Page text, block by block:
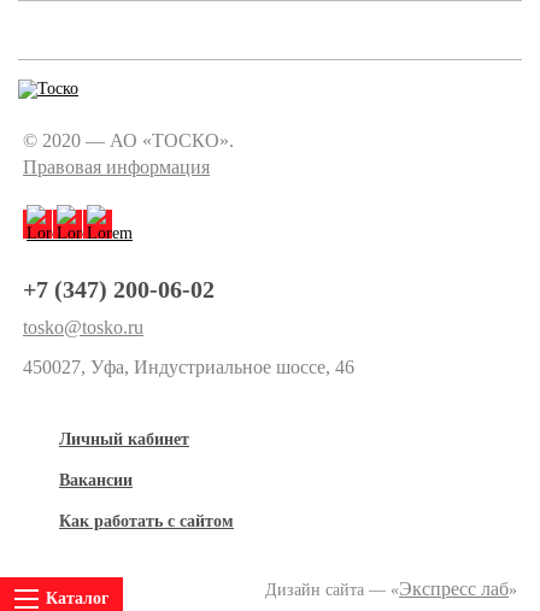
© 2020 — АО «ТОСКО».
Правовая информация
+7 (347) 200-06-02
tosko@tosko.ru
450027, Уфа, Индустриальное шоссе, 46
Личный кабинет
Вакансии
Как работать с сайтом
Дизайн сайта — «Экспресс лаб»
Каталог